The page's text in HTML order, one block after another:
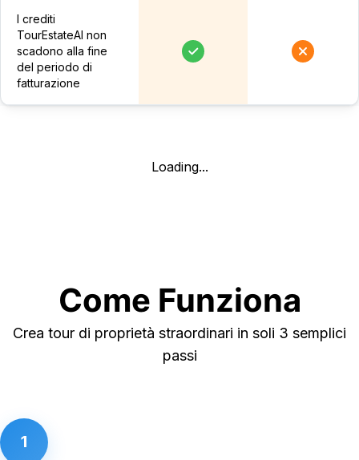
I crediti
TourEstateAI non
scadono alla fine
del periodo di
fatturazione
Loading...
Come Funziona
Crea tour di proprietà straordinari in soli 3 semplici
passi
1